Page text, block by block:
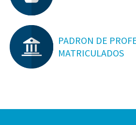
PADRON DE
MATRICULADOS